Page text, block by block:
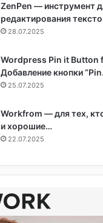
ZenPen — инструмент
редактирования
28.07.2025
Wordpress Pin it Button
Добавление кнопки
25.07.2025
Workfrom — для тех,
и хорошие…
22.07.2025